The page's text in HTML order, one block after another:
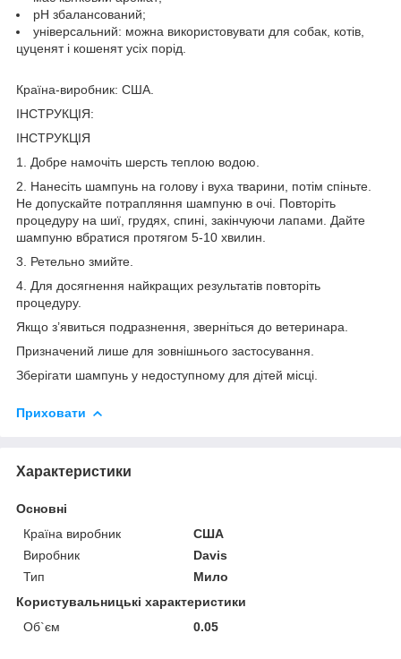
рН збалансований;
універсальний: можна використовувати для собак, котів,
цуценят і кошенят усіх порід.
Країна-виробник: США.
ІНСТРУКЦІЯ:
ІНСТРУКЦІЯ
1. Добре намочіть шерсть теплою водою.
2. Нанесіть шампунь на голову і вуха тварини, потім спіньте.
Не допускайте потрапляння шампуню в очі. Повторіть
процедуру на шиї, грудях, спині, закінчуючи лапами. Дайте
шампуню вбратися протягом 5-10 хвилин.
3. Ретельно змийте.
4. Для досягнення найкращих результатів повторіть
процедуру.
Якщо з’явиться подразнення, зверніться до ветеринара.
Призначений лише для зовнішнього застосування.
Зберігати шампунь у недоступному для дітей місці.
Приховати
Характеристики
Основні
Країна виробник
США
Виробник
Davis
Тип
Мило
Користувальницькі характеристики
Об`єм
0.05